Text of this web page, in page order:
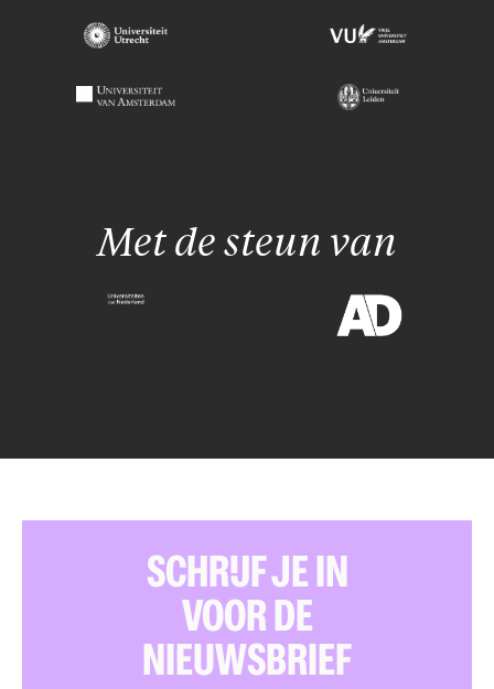
Met de steun van
SCHRIJF JE IN
VOOR DE
NIEUWSBRIEF